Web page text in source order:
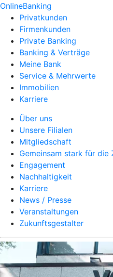
OnlineBanking
Privatkunden
Firmenkunden
Private Banking
Banking & Verträge
Meine Bank
Service & Mehrwerte
Immobilien
Karriere
Über uns
Unsere Filialen
Mitgliedschaft
Gemeinsam stark für die
Engagement
Nachhaltigkeit
Karriere
News / Presse
Veranstaltungen
Zukunftsgestalter